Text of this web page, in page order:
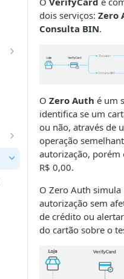
dois serviços: Zero
Consulta BIN.
O Zero Auth é um
identifica se um
ou não, através de
operação
autorização, porém
R$ 0,00.
O Zero Auth simula
autorização sem
de crédito ou
do cartão sobre o